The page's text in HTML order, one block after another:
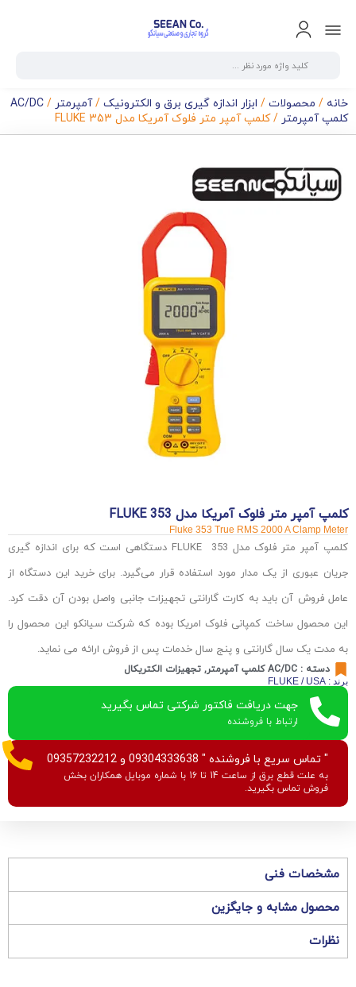
خانه / محصولات / ابزار اندازه گیری برق و الکترونیک /آمپرمتر /
AC/DC
کلمپ آمپرمتر / کلمپ آمپر متر فلوک آمریکا مدل FLUKE 353
کلمپ آمپر متر فلوک آمریکا مدل FLUKE 353
Fluke 353 True RMS 2000 A Clamp Meter
کلمپ آمپر متر فلوک مدل FLUKE 353
دستگاهی است که برای اندازه گیری
جریان عبوری از یک مدار مورد استفاده قرار می‌گیرد. برای خرید این دستگاه از
عامل فروش آن باید به کارت گارانتی تجهیزات جانبی واصل بودن آن دقت کرد.
این محصول ساخت کمپانی فلوک امریکا بوده که شرکت سیانکو این محصول را
به مدت یک سال گارانتی و پنج سال خدمات پس از فروش ارائه می نماید.
دسته : AC/DC کلمپ آمپرمتر , تجهیزات الکتریکال
برند : FLUKE / USA
جهت دریافت فاکتور شرکتی تماس بگیرید
ارتباط با فروشنده
" تماس سریع با فروشنده " 09304333638 و 09357232212
به علت قطع برق از ساعت 14 تا 16 با شماره موبایل همکاران بخش
فروش تماس بگیرید.
مشخصات فنی
محصول مشابه و جایگزین
نظرات